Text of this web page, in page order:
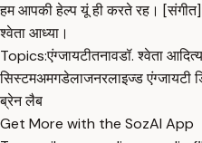
हम आपकी हेल्प यूं ही करते रह।
श्वेता आध्या।
Topics:एंग्जायटीतनावडॉ. श्वेता आदित्य
सिस्टमअमगडेलाजनरलाइज्ड एंग्जायटी
ब्रेन लैब
Get More with the SozAI App